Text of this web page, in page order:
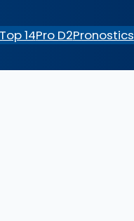
Top 14Pro D2Pronostics